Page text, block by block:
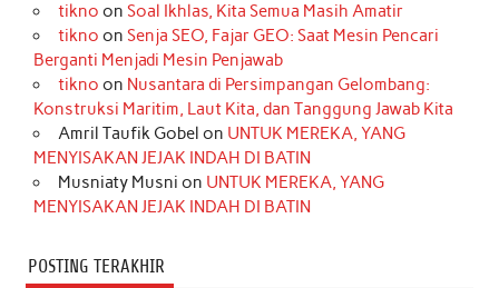
b
o
k
a
r
a
m
o
k
e
r
e
s
t
e
d
I
n
t
r
u
e
tikno on Soal Ikhlas, Kita Semua Masih Amatir
tikno on Senja SEO, Fajar GEO: Saat Mesin Pencari
Berganti Menjadi Mesin Penjawab
tikno on Nusantara di Persimpangan Gelombang:
Konstruksi Maritim, Laut Kita, dan Tanggung Jawab Kita
Amril Taufik Gobel on UNTUK MEREKA, YANG
MENYISAKAN JEJAK INDAH DI BATIN
Musniaty Musni on UNTUK MEREKA, YANG
MENYISAKAN JEJAK INDAH DI BATIN
POSTING TERAKHIR